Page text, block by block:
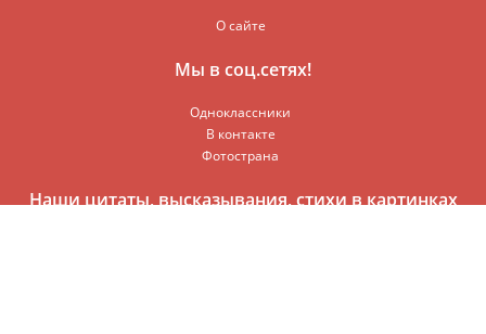
О сайте
Мы в соц.сетях!
Одноклассники
В контакте
Фотострана
Наши цитаты, высказывания, стихи в картинках